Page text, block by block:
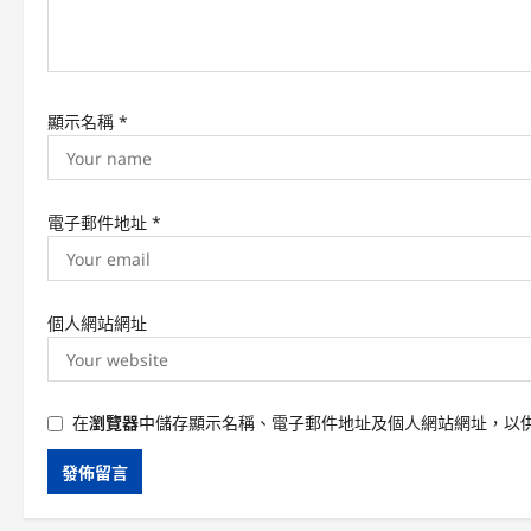
顯示名稱 *
電子郵件地址 *
個人網站網址
在瀏覽器中儲存顯示名稱、電子郵件地址及個人網站網址，以